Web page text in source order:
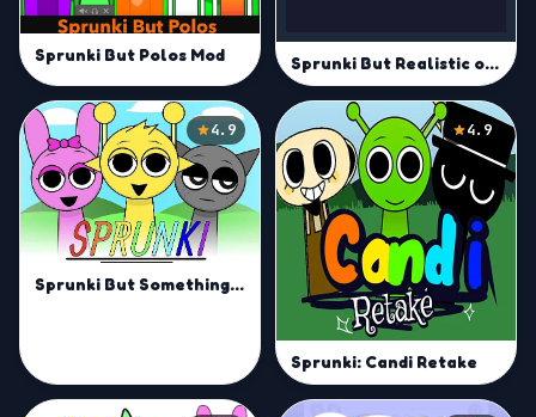
Sprunki But Polos Mod Sprunki But Realistic of them
4.9
Sprunki But Something Is Wrong
4.9
Sprunki: Candi Retake